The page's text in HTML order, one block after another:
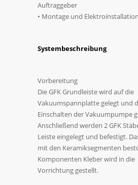
Auftraggeber
• Montage und Elektroinstallation
Systembeschreibung
Vorbereitung
Die GFK Grundleiste wird auf die
Vakuumspannplatte gelegt und
Einschalten der Vakuumpumpe
Anschließend werden 2 GFK
Leiste eingelegt und befestigt.
mit den Keramiksegmenten
Komponenten Kleber wird in die
Vorrichtung gestellt.